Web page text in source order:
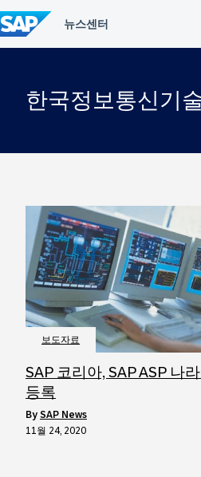
텐
츠
건
한국정보통신기
보도자료
SAP 코리아, SAP ASP 나
등록
by SAP News
11월 24, 2020